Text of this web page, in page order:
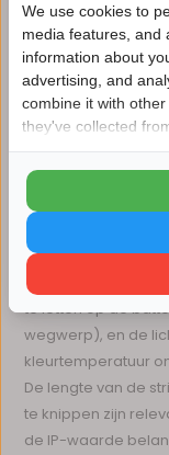
gezellige sfeer,
functionele
een
gemakkelijk aan en
flexibel en voorzien
eenvoudige
passende Optionen
meter.
Belangrijke
Bij het kiezen van
te letten op de
wegwerp), en de
kleurtemperatuur
De lengte van de
te knippen zijn
de IP-waarde
We use cookies to
media features, and
information about
advertising, and
combine it with
they've collected